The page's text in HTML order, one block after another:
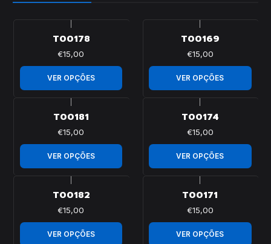
T00178
€15,00
VER OPÇÕES
T00169
€15,00
VER OPÇÕES
T00181
€15,00
VER OPÇÕES
T00174
€15,00
VER OPÇÕES
T00182
€15,00
VER OPÇÕES
T00171
€15,00
VER OPÇÕES